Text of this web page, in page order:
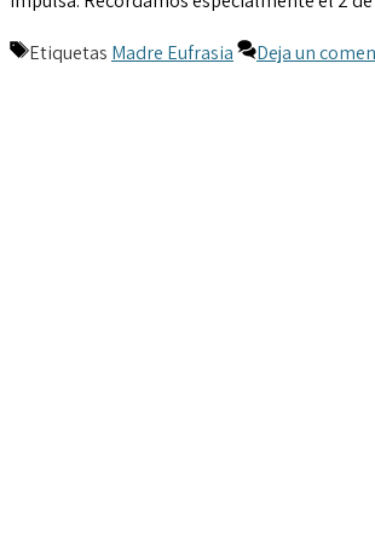
Etiquetas Madre Eufrasia Deja un